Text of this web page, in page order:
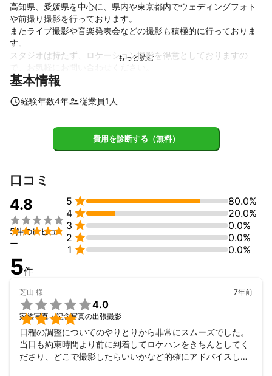
高知県、愛媛県を中心に、県内や東京都内でウェディングフォト
や前撮り撮影を行っております。
またライブ撮影や音楽発表会などの撮影も積極的に行っておりま
す。
スタジオは持たず、ロケーション撮影を得意としておりますの
アピールポイント
で綺麗に撮影させていただきます。
基本情報
経験年数4年 従業員1 人
費用を診断する（無料）
口コミ
4.8


5件のレビュ
ー
5 
80.0%
4 
20.0%
3 
0.0%
2 
0.0%
1  0.0%
5件
芝山 様


4.0
家族写真・記念写真の出張撮影
7年前
日程の調整についてのやりとりから非常にスムーズでした。
当日も約束時間より前に到着してロケハンをきちんとしてく
ださり、どこで撮影したらいいかなど的確にアドバイスして